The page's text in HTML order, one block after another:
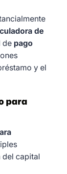
de
de pago
y el
para
del capital